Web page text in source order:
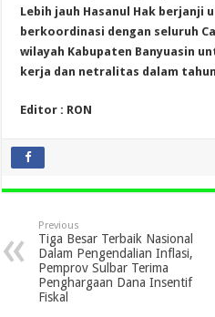
Lebih jauh Hasanul Hak berjanji
berkoordinasi dengan seluruh
wilayah Kabupaten Banyuasin
kerja dan netralitas dalam
Editor : RON
Previous
Tiga Besar Terbaik Nasional
Dalam Pengendalian Inflasi,
Pemprov Sulbar Terima
Penghargaan Dana Insentif
Fiskal